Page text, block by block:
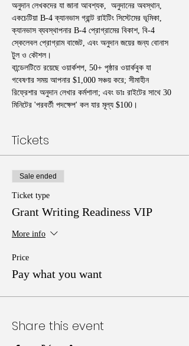
অনুদান লেখকদের যা জানা আবশ্যক,  অনুদানের অবস্থান,
একচেটিয়া B-4 ক্যানভাস গ্রান্ট রাইটিং সিস্টেমের ভূমিকা,
ক্যানভাস ব্যবস্থাপনার B-4 প্রোগ্রামের বিকাশ, বি-4
স্কেলেবল প্রোগ্রাম বাজেট, এবং অনুদান জয়ের জন্য বোনাস
টুল ও কৌশল।
বান্ডেলটিতে রয়েছে ওয়ার্কশপ, 50+ পৃষ্ঠার ওয়ার্কবুক যা
গবেষণার সময় আপনার $1,000 সঞ্চয় করে; সীমাহীন
রিফ্রেশার অনুদান লেখার কর্মশালা; এবং ডাঃ রাইটের সাথে 30
মিনিটের 'পরবর্তী পদক্ষেপ' কল যার মূল্য $100।
Tickets
Sale ended
Ticket type
Grant Writing Readiness VIP
More info
Price
Pay what you want
Share this event